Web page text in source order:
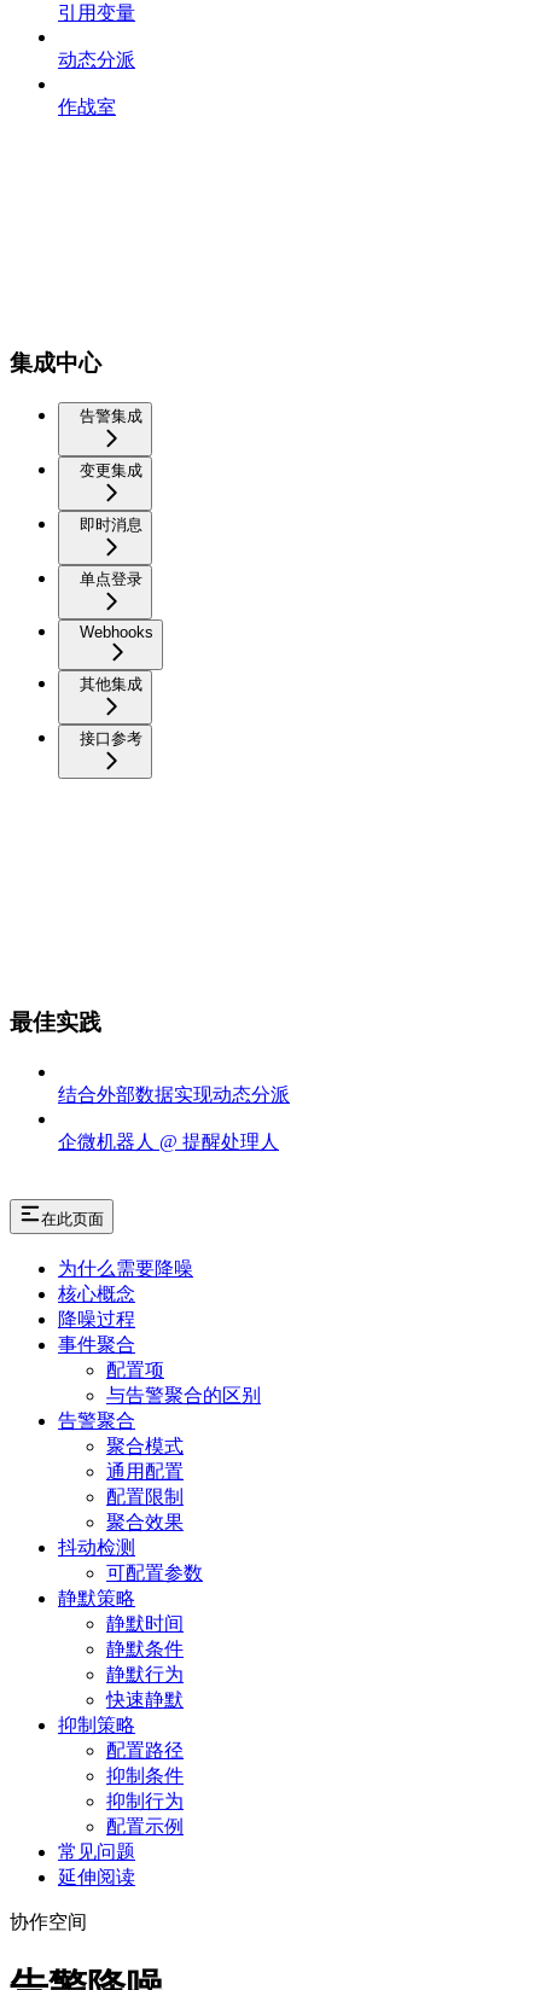
引用变量
动态分派
作战室
集成中心
告警集成
变更集成
即时消息
单点登录
Webhooks
其他集成
接口参考
最佳实践
结合外部数据实现动态分派
企微机器人 @ 提醒处理人
在此页面
为什么需要降噪
核心概念
降噪过程
事件聚合
配置项
与告警聚合的区别
告警聚合
聚合模式
通用配置
配置限制
聚合效果
抖动检测
可配置参数
静默策略
静默时间
静默条件
静默行为
快速静默
抑制策略
配置路径
抑制条件
抑制行为
配置示例
常见问题
延伸阅读
协作空间